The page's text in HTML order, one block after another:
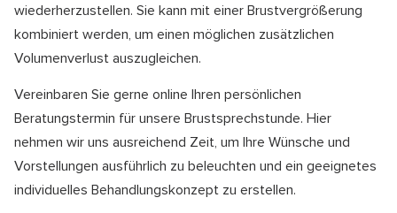
wiederherzustellen. Sie kann mit einer Brustvergrößerung
kombiniert werden, um einen möglichen zusätzlichen
Volumenverlust auszugleichen.
Vereinbaren Sie gerne online Ihren persönlichen
Beratungstermin für unsere Brustsprechstunde. Hier
nehmen wir uns ausreichend Zeit, um Ihre Wünsche und
Vorstellungen ausführlich zu beleuchten und ein geeignetes
individuelles Behandlungskonzept zu erstellen.